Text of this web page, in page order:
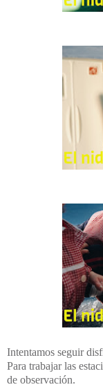
Intentamos seguir
Para trabajar las
de observación.